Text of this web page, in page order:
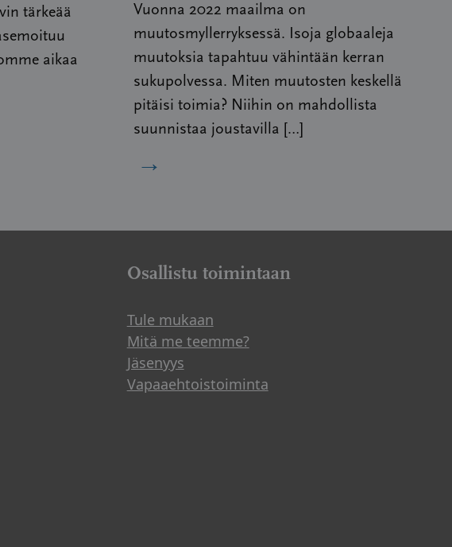
tärkeää
aikaa
Vuonna 2022 maailma on
muutosmyllerryksessä. Isoja globaaleja
muutoksia tapahtuu vähintään kerran
sukupolvessa. Miten muutosten keskellä
pitäisi toimia? Niihin on mahdollista
suunnistaa joustavilla […]
→
Osallistu toimintaan
Tule mukaan
Mitä me teemme?
Jäsenyys
Vapaaehtoistoiminta